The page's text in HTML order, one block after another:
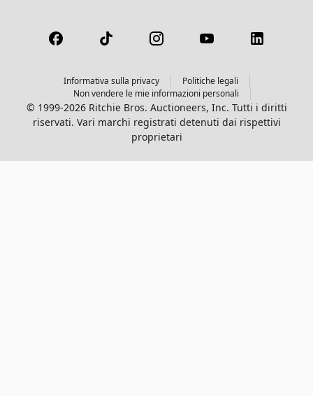
Informativa sulla privacy
Politiche legali
Non vendere le mie informazioni personali
© 1999-2026 Ritchie Bros. Auctioneers, Inc. Tutti i diritti
riservati. Vari marchi registrati detenuti dai rispettivi
proprietari